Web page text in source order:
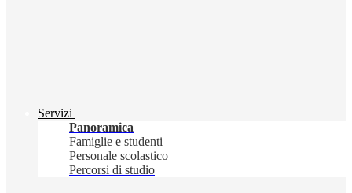
Servizi
Panoramica
Famiglie e studenti
Personale scolastico
Percorsi di studio